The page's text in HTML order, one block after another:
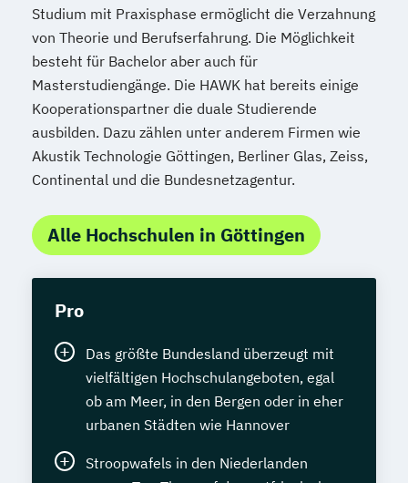
Studium mit Praxisphase ermöglicht die Verzahnung
von Theorie und Berufserfahrung. Die Möglichkeit
besteht für Bachelor aber auch für
Masterstudiengänge. Die HAWK hat bereits einige
Kooperationspartner die duale Studierende
ausbilden. Dazu zählen unter anderem Firmen wie
Akustik Technologie Göttingen, Berliner Glas, Zeiss,
Continental und die Bundesnetzagentur.
Alle Hochschulen in Göttingen
Pro
Das größte Bundesland überzeugt mit
vielfältigen Hochschulangeboten, egal
ob am Meer, in den Bergen oder in eher
urbanen Städten wie Hannover
Stroopwafels in den Niederlanden